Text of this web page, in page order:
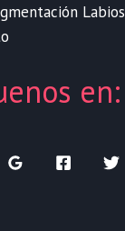
Labios
en: